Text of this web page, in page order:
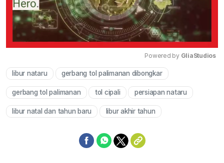
Powered by GliaStudios
libur nataru gerbang tol palimanan dibongkar
gerbang tol palimanan tol cipali persiapan nataru
libur natal dan tahun baru libur akhir tahun